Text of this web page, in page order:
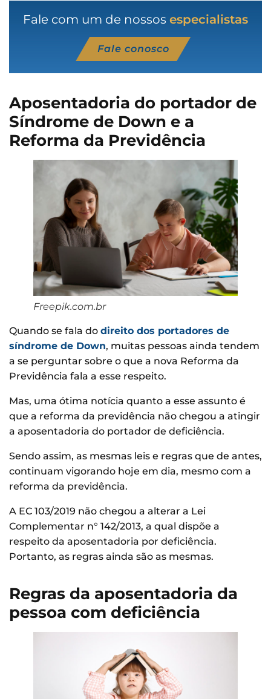
Fale com um de nossos especialistas
Fale conosco
Aposentadoria do portador de
Síndrome de Down e a
Reforma da Previdência
Freepik.com.br
Quando se fala do direito dos portadores de
síndrome de Down, muitas pessoas ainda tendem
a se perguntar sobre o que a nova Reforma da
Previdência fala a esse respeito.
Mas, uma ótima notícia quanto a esse assunto é
que a reforma da previdência não chegou a atingir
a aposentadoria do portador de deficiência.
Sendo assim, as mesmas leis e regras que de antes,
continuam vigorando hoje em dia, mesmo com a
reforma da previdência.
A EC 103/2019 não chegou a alterar a Lei
Complementar n° 142/2013, a qual dispõe a
respeito da aposentadoria por deficiência.
Portanto, as regras ainda são as mesmas.
Regras da aposentadoria da
pessoa com deficiência